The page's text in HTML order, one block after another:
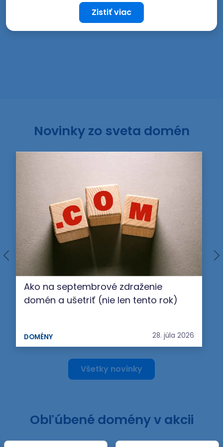
Zistiť viac
Novinky zo sveta domén
Ako na septembrové zdraženie
domén a ušetriť (nie len tento rok)
DOMÉNY 28. júla 2026
Všetky novinky
Obľúbené domény v akcii